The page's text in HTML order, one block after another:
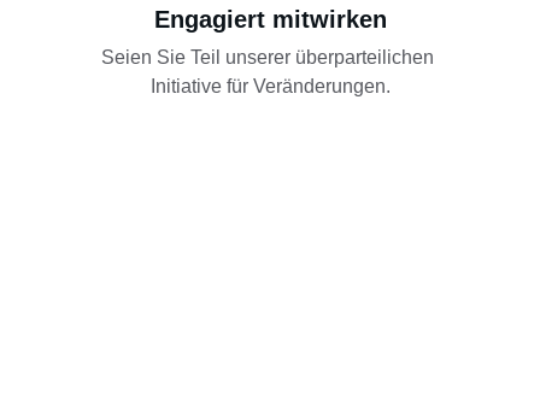
Engagiert mitwirken
Seien Sie Teil unserer überparteilichen
Initiative für Veränderungen.